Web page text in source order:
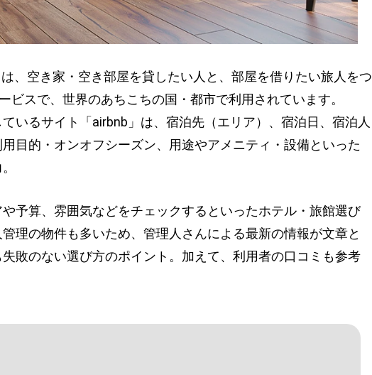
、空き家・空き部屋を貸したい人と、部屋を借りたい旅人をつ
ビスで、世界のあちこちの国・都市で利用されています。
いるサイト「airbnb」は、宿泊先（エリア）、宿泊日、宿泊人
目的・オンオフシーズン、用途やアメニティ・設備といった
予算、雰囲気などをチェックするといったホテル・旅館選び
理の物件も多いため、管理人さんによる最新の情報が文章と
敗のない選び方のポイント。加えて、利用者の口コミも参考